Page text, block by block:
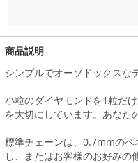
商品説明
シンプルでオーソドックスな
小粒のダイヤモンドを1粒だ
を大切にしています。あなた
標準チェーンは、0.7mmの
し、またはお客様のお好みの